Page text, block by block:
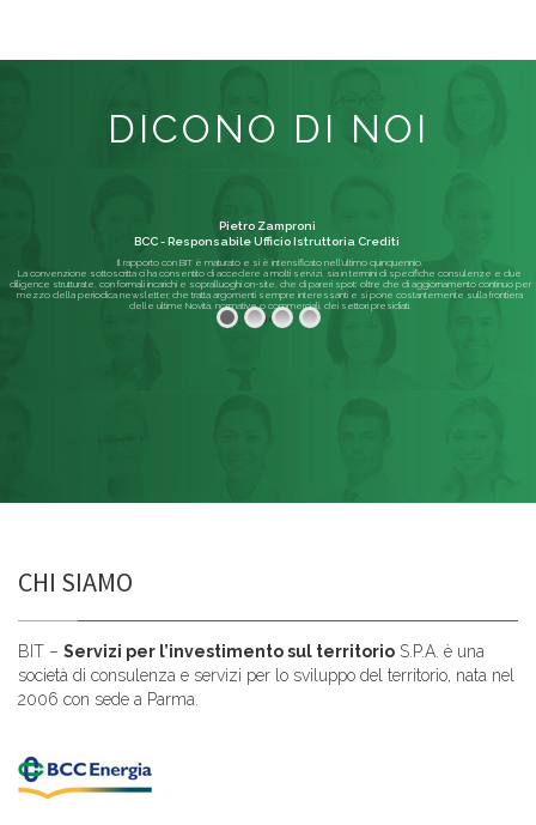
DICONO DI NOI
Il rapporto con BIT è maturato e si è intensificato nell'ultimo quinquennio.
La convenzione sottoscritta ci ha consentito di accedere a molti servizi, sia in termini di specifiche consulenze e due
diligence strutturate, con formali incarichi e sopralluoghi on-site, che di pareri spot; oltre che di aggiornamento continuo per
mezzo della periodica newsletter, che tratta argomenti sempre interessanti e si pone costantemente sulla frontiera
delle ultime Novità, normative o commerciali, dei settori presidiati.
Pietro Zamproni
BCC - Responsabile Ufficio Istruttoria Crediti
Leggi di più
CHI SIAMO
BIT – Servizi per l’investimento sul territorio S.P.A. è una
società di consulenza e servizi per lo sviluppo del territorio, nata nel
2006 con sede a Parma.